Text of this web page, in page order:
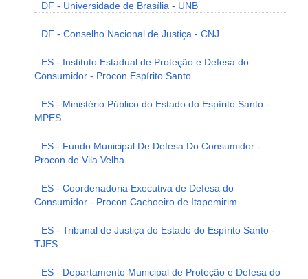
DF - Universidade de Brasília - UNB
DF - Conselho Nacional de Justiça - CNJ
ES - Instituto Estadual de Proteção e Defesa do
Consumidor - Procon Espírito Santo
ES - Ministério Público do Estado do Espírito Santo -
MPES
ES - Fundo Municipal De Defesa Do Consumidor -
Procon de Vila Velha
ES - Coordenadoria Executiva de Defesa do
Consumidor - Procon Cachoeiro de Itapemirim
ES - Tribunal de Justiça do Estado do Espírito Santo -
TJES
ES - Departamento Municipal de Proteção e Defesa do